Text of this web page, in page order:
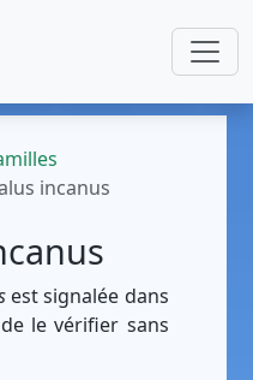
incanus
est signalée dans
le vérifier sans